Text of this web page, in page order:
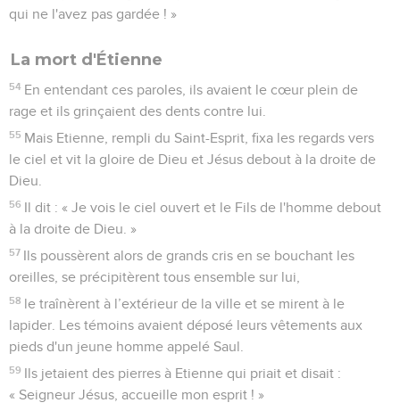
qui ne l'avez pas gardée ! »
La mort d'Étienne
54 En entendant ces paroles, ils avaient le cœur plein de
rage et ils grinçaient des dents contre lui.
55 Mais Etienne, rempli du Saint-Esprit, fixa les regards vers
le ciel et vit la gloire de Dieu et Jésus debout à la droite de
Dieu.
56 Il dit : « Je vois le ciel ouvert et le Fils de l'homme debout
à la droite de Dieu. »
57 Ils poussèrent alors de grands cris en se bouchant les
oreilles, se précipitèrent tous ensemble sur lui,
58 le traînèrent à l’extérieur de la ville et se mirent à le
lapider. Les témoins avaient déposé leurs vêtements aux
pieds d'un jeune homme appelé Saul.
59 Ils jetaient des pierres à Etienne qui priait et disait :
« Seigneur Jésus, accueille mon esprit ! »